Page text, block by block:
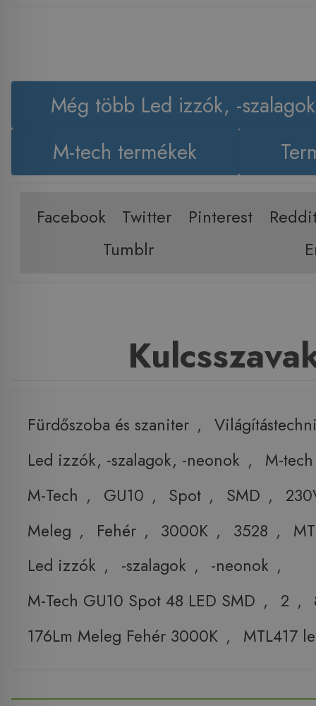
Még több Led izzók, -
M-tech termékek
Facebook Twitter Pinterest
Tumblr
Fürdőszoba és szaniter ,
Led izzók, -szalagok, -neonok ,
M-
M-Tech , GU10 , Spot , SMD ,
Meleg , Fehér , 3000K , 3528 ,
Led izzók , -szalagok , -neonok ,
M-Tech GU10 Spot 48 LED SMD , 2 ,
176Lm Meleg Fehér 3000K , MTL417